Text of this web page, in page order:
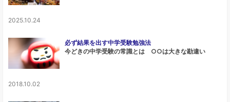
2025.10.24
必ず結果を出す中学受験勉強法
今どきの中学受験の常識とは ○○は大きな勘違い
2018.10.02